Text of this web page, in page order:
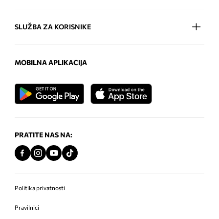
SLUŽBA ZA KORISNIKE
MOBILNA APLIKACIJA
PRATITE NAS NA:
Politika privatnosti
Pravilnici